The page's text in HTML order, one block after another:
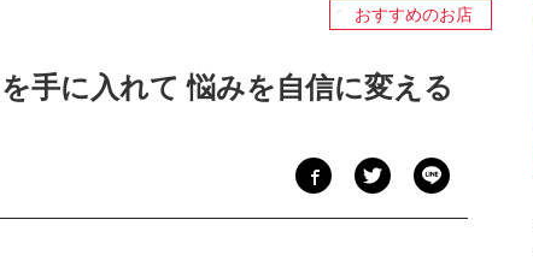
おすすめのお店
手に入れて 悩みを自信に変える